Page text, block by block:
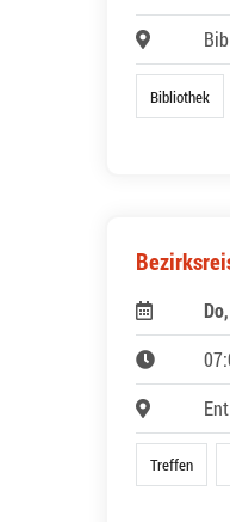
Bibliothek
Treffen